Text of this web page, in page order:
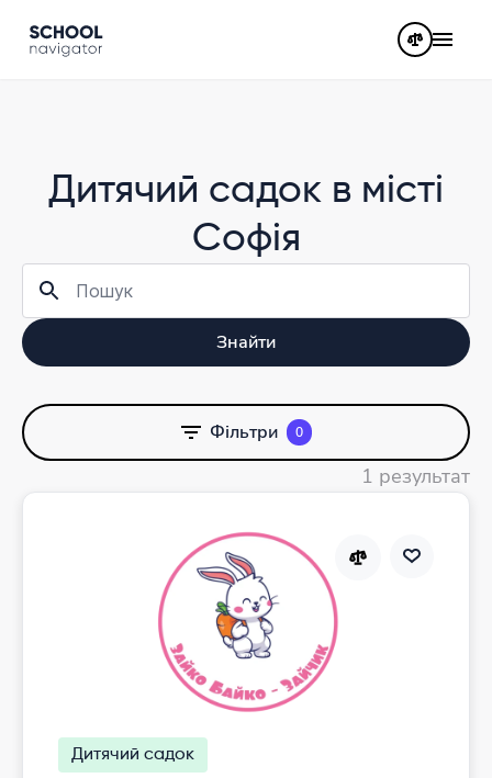
Дитячий садок в місті
Софія
Знайти
Фільтри 0
1 результат
Дитячий садок